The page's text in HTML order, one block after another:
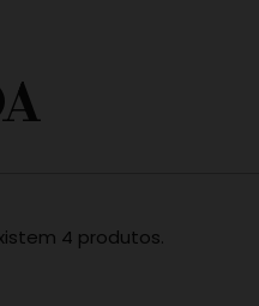
4 produtos.